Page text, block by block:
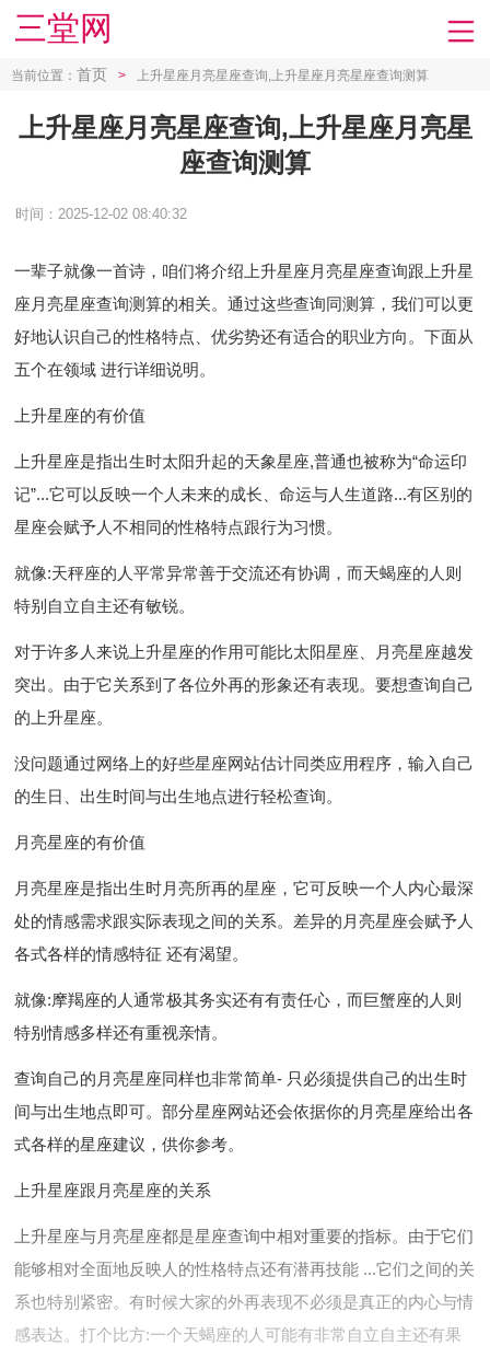
三堂网
当前位置： 首页 > 上升星座月亮星座查询,上升星座月亮星座查询测算
上升星座月亮星座查询,上升星座月亮星
座查询测算
时间：2025-12-02 08:40:32
一辈子就像一首诗， 咱们将介绍上升星座月亮星座查询跟上升星
座月亮星座查询测算的相关。通过这些查询同测算，我们可以更
好地认识自己的性格特点、优劣势还有适合的职业方向。下面从
五个在领域 进行详细说明。
上升星座的有价值
上升星座是指出生时太阳升起的天象星座,普通也被称为“命运印
记”...它可以反映一个人未来的成长、命运与人生道路...有区别的
星座会赋予人不相同的性格特点跟行为习惯。
就像:天秤座的人平常异常善于交流还有协调，而天蝎座的人则
特别自立自主还有敏锐。
对于许多人来说上升星座的作用可能比太阳星座、月亮星座越发
突出。由于它关系到了各位外再的形象还有表现。要想查询自己
的上升星座。
没问题通过网络上的好些星座网站估计同类应用程序，输入自己
的生日、出生时间与出生地点进行轻松查询。
月亮星座的有价值
月亮星座是指出生时月亮所再的星座，它可反映一个人内心最深
处的情感需求跟实际表现之间的关系。差异的月亮星座会赋予人
各式各样的情感特征 还有渴望。
就像:摩羯座的人通常极其务实还有有责任心，而巨蟹座的人则
特别情感多样还有重视亲情。
查询自己的月亮星座同样也非常简单- 只必须提供自己的出生时
间与出生地点即可。部分星座网站还会依据你的月亮星座给出各
式各样的星座建议，供你参考。
上升星座跟月亮星座的关系
上升星座与月亮星座都是星座查询中相对重要的指标。由于它们
能够相对全面地反映人的性格特点还有潜再技能 ...它们之间的关
系也特别紧密。有时候大家的外再表现不必须是真正的内心与情
感表达。打个比方:一个天蝎座的人可能有非常自立自主还有果